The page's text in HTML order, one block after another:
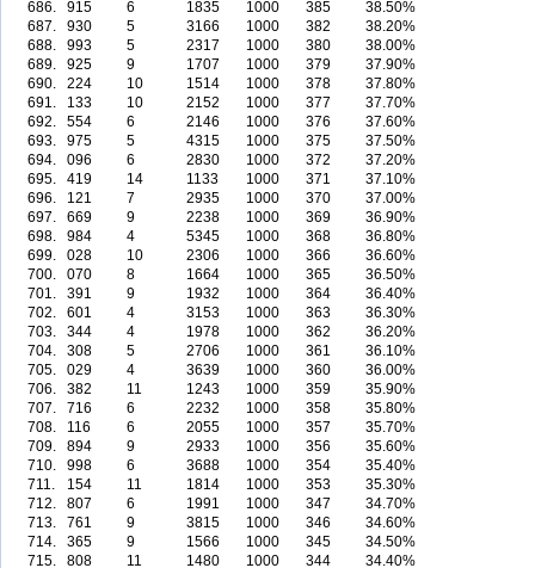
686.
915 6 1835 1000 385
38.50%
687.
930 5 3166 1000 382
38.20%
688.
993 5 2317 1000 380
38.00%
689.
925 9 1707 1000 379
37.90%
690.
224 10 1514 1000 378
37.80%
691.
133 10 2152 1000 377
37.70%
692.
554 6 2146 1000 376
37.60%
693.
975 5 4315 1000 375
37.50%
694.
096 6 2830 1000 372
37.20%
695.
419 14 1133 1000 371
37.10%
696.
121 7 2935 1000 370
37.00%
697.
669 9 2238 1000 369
36.90%
698.
984 4 5345 1000 368
36.80%
699.
028 10 2306 1000 366
36.60%
700.
070 8 1664 1000 365
36.50%
701.
391 9 1932 1000 364
36.40%
702.
601 4 3153 1000 363
36.30%
703.
344 4 1978 1000 362
36.20%
704.
308 5 2706 1000 361
36.10%
705.
029 4 3639 1000 360
36.00%
706.
382 11 1243 1000 359
35.90%
707.
716 6 2232 1000 358
35.80%
708.
116 6 2055 1000 357
35.70%
709.
894 9 2933 1000 356
35.60%
710.
998 6 3688 1000 354
35.40%
711.
154 11 1814 1000 353
35.30%
712.
807 6 1991 1000 347
34.70%
713.
761 9 3815 1000 346
34.60%
714.
365 9 1566 1000 345
34.50%
715.
808 11 1480 1000 344
34.40%